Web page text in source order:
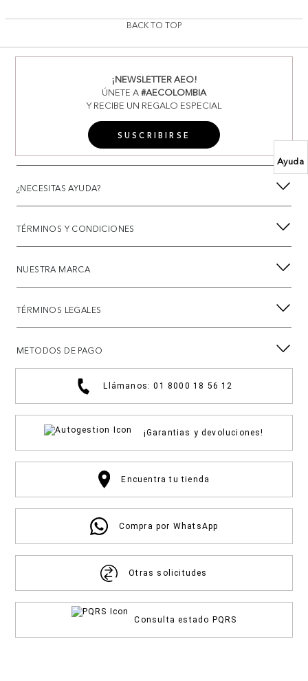
Ayuda
BACK TO TOP
¡NEWSLETTER AEO!
ÚNETE A#AECOLOMBIA
Y RECIBE UN REGALO ESPECIAL
SUSCRIBIRSE
¿NECESITAS AYUDA?
TÉRMINOS Y CONDICIONES
NUESTRA MARCA
TÉRMINOS LEGALES
METODOS DE PAGO
Llámanos: 01 8000 18 56 12
¡Garantias y devoluciones!
Encuentra tu tienda
Compra por WhatsApp
Otras solicitudes
Consulta estado PQRS